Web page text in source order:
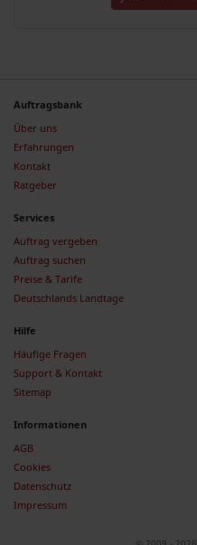
Auftragsbank
Über uns
Erfahrungen
Kontakt
Ratgeber
Services
Auftrag vergeben
Auftrag suchen
Preise & Tarife
Deutschlands Landtage
Hilfe
Häufige Fragen
Support & Kontakt
Sitemap
Informationen
AGB
Cookies
Datenschutz
Impressum